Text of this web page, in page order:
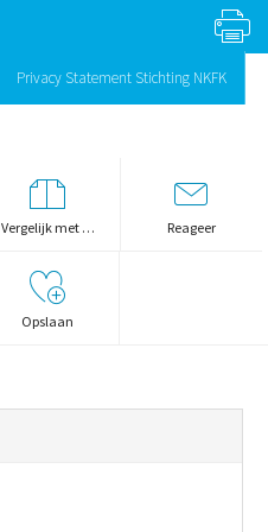
Privacy Statement Stichting NKFK
Vergelijk met … Reageer
Opslaan